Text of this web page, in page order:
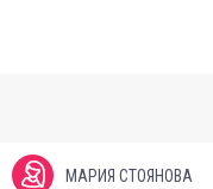
МАРИЯ СТОЯНОВА